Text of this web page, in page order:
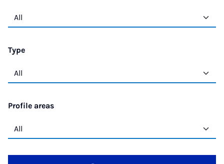
Type
Profile areas